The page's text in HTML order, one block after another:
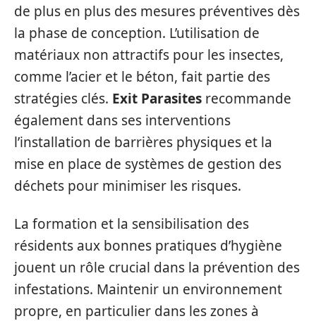
de plus en plus des mesures préventives dès
la phase de conception. L’utilisation de
matériaux non attractifs pour les insectes,
comme l’acier et le béton, fait partie des
stratégies clés. Exit Parasites recommande
également dans ses interventions
l’installation de barrières physiques et la
mise en place de systèmes de gestion des
déchets pour minimiser les risques.
La formation et la sensibilisation des
résidents aux bonnes pratiques d’hygiène
jouent un rôle crucial dans la prévention des
infestations. Maintenir un environnement
propre, en particulier dans les zones à